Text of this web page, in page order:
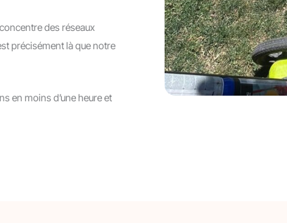
des réseaux
précisément là que notre
en moins d’une heure et